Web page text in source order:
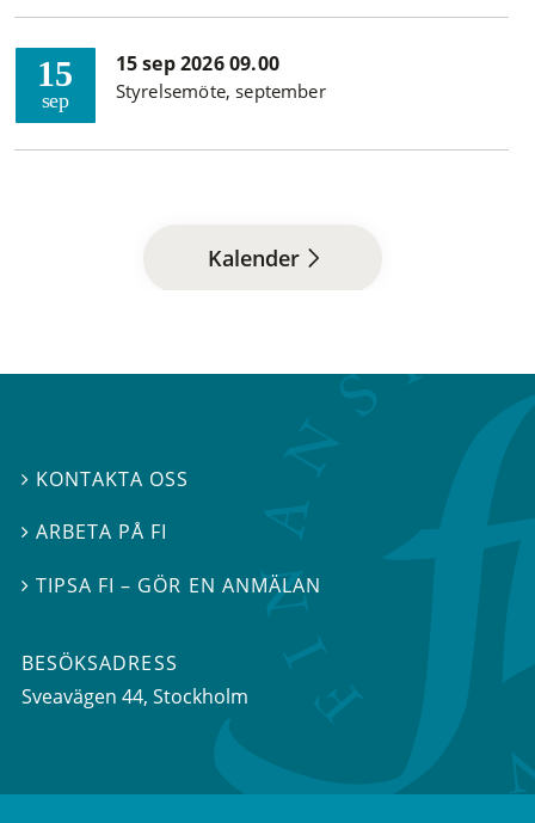
15
sep
15 sep 2026 09.00
Styrelsemöte, september
Kalender
 KONTAKTA OSS
ARBETA PÅ FI
TIPSA FI – GÖR EN ANMÄLAN
BESÖKSADRESS
Sveavägen 44, Stockholm